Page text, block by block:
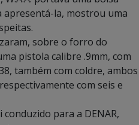
apresentá-la, mostrou uma
sobre o forro do
pistola calibre .9mm, com
também com coldre, ambos
com seis e
para a DENAR,